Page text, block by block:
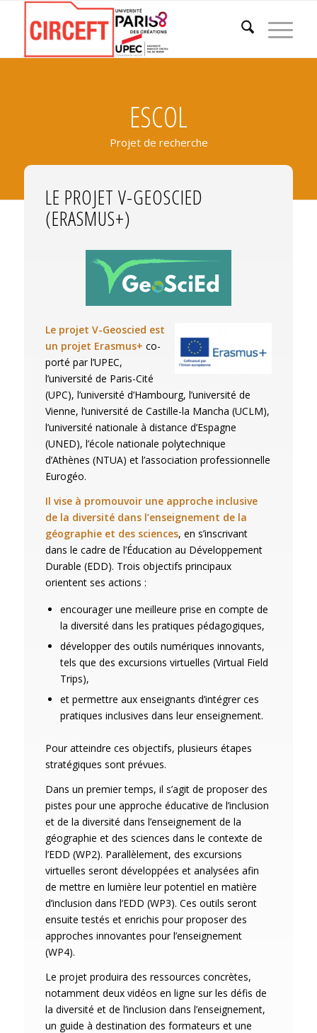
ESCOL
Projet de recherche
LE PROJET V-GEOSCIED
(ERASMUS+)
Le projet V-Geoscied est
un projet Erasmus+ co-
porté par l’UPEC,
l’université de Paris-Cité
(UPC), l’université d’Hambourg, l’université de
Vienne, l’université de Castille-la Mancha (UCLM),
l’université nationale à distance d’Espagne
(UNED), l’école nationale polytechnique
d’Athènes (NTUA) et l’association professionnelle
Eurogéo.
Il vise à promouvoir une approche inclusive
de la diversité dans l’enseignement de la
géographie et des sciences, en s’inscrivant
dans le cadre de l’Éducation au Développement
Durable (EDD). Trois objectifs principaux
orientent ses actions :
encourager une meilleure prise en compte de
la diversité dans les pratiques pédagogiques,
développer des outils numériques innovants,
tels que des excursions virtuelles (Virtual Field
Trips),
et permettre aux enseignants d’intégrer ces
pratiques inclusives dans leur enseignement.
Pour atteindre ces objectifs, plusieurs étapes
stratégiques sont prévues.
Dans un premier temps, il s’agit de proposer des
pistes pour une approche éducative de l’inclusion
et de la diversité dans l’enseignement de la
géographie et des sciences dans le contexte de
l’EDD (WP2). Parallèlement, des excursions
virtuelles seront développées et analysées afin
de mettre en lumière leur potentiel en matière
d’inclusion dans l’EDD (WP3). Ces outils seront
ensuite testés et enrichis pour proposer des
approches innovantes pour l’enseignement
(WP4).
Le projet produira des ressources concrètes,
notamment deux vidéos en ligne sur les défis de
la diversité et de l’inclusion dans l’enseignement,
un guide à destination des formateurs et une